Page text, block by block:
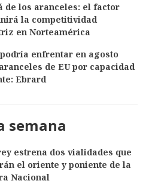
de los aranceles: el factor
la competitividad
en Norteamérica
enfrentar en agosto
de EU por capacidad
Ebrard
semana
estrena dos vialidades que
el oriente y poniente de la
Nacional